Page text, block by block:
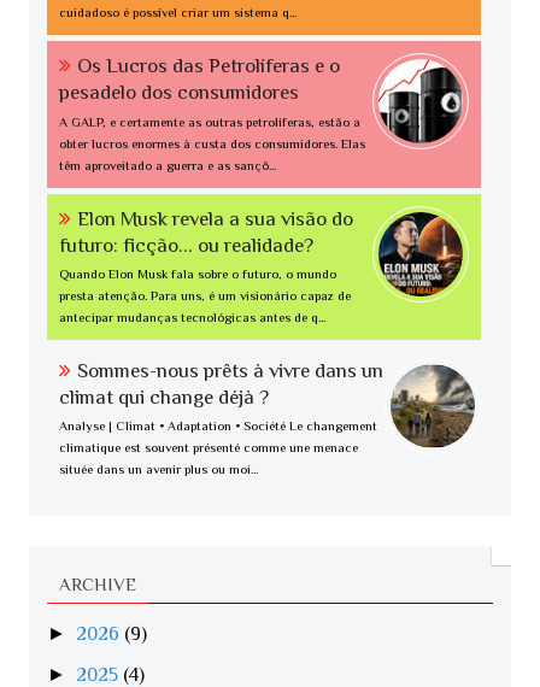
cuidadoso é possível criar um sistema q...
Os Lucros das Petrolíferas e o
pesadelo dos consumidores
A GALP, e certamente as outras petrolíferas, estão a
obter lucros enormes à custa dos consumidores. Elas
têm aproveitado a guerra e as sançõ...
Elon Musk revela a sua visão do
futuro: ficção... ou realidade?
Quando Elon Musk fala sobre o futuro, o mundo
presta atenção. Para uns, é um visionário capaz de
antecipar mudanças tecnológicas antes de q...
Sommes-nous prêts à vivre dans un
climat qui change déjà ?
Analyse | Climat • Adaptation • Société Le changement
climatique est souvent présenté comme une menace
située dans un avenir plus ou moi...
ARCHIVE
► 2026 (9)
► 2025 (4)